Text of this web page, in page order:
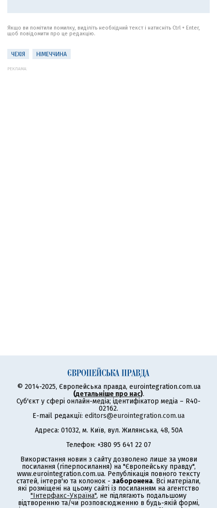
Якщо ви помітили помилку, виділіть необхідний текст і натисніть Ctrl + Enter,
щоб повідомити про це редакцію.
ЧЕХІЯ НІМЕЧЧИНА
РЕКЛАМА:
© 2014-2025, Європейська правда, eurointegration.com.ua
(детальніше про нас).
Суб'єкт у сфері онлайн-медіа; ідентифікатор медіа – R40-
02162.
E-mail редакції: editors@eurointegration.com.ua
Адреса: 01032, м. Київ, вул. Жилянська, 48, 50А
Телефон: +380 95 641 22 07
Використання новин з сайту дозволено лише за умови
посилання (гіперпосилання) на "Європейську правду",
www.eurointegration.com.ua. Републікація повного тексту
статей, інтерв'ю та колонок - заборонена. Всі матеріали,
які розміщені на цьому сайті із посиланням на агентство
"Інтерфакс-Україна", не підлягають подальшому
відтворенню та/чи розповсюдженню в будь-якій формі,